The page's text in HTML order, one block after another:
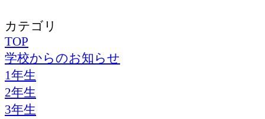
カテゴリ
TOP
学校からのお知らせ
1年生
2年生
3年生